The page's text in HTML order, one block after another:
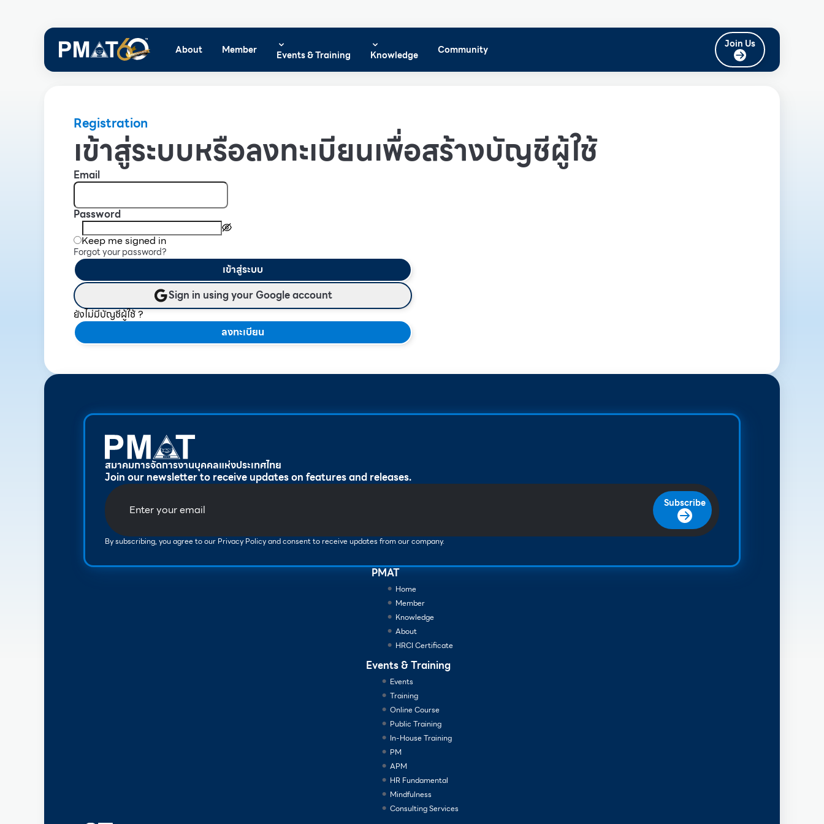
About Member Events & Training Knowledge Community Join Us
Registration
เข้าสู่ระบบหรือลงทะเบียนเพื่อสร้างบัญชีผู้ใช้
Email
Password
Keep me signed in
Forgot your password?
เข้าสู่ระบบ
Sign in using your Google account
ยังไม่มีบัญชีผู้ใช้ ?
ลงทะเบียน
สมาคมการจัดการงานบุคคลแห่งประเทศไทย
Join our newsletter to receive updates on features and releases.
Subscribe
By subscribing, you agree to our Privacy Policy and consent to receive updates from our company.
PMAT
Home
Member
Knowledge
About
HRCI Certificate
Events & Training
Events
Training
Online Course
Public Training
In-House Training
PM
APM
HR Fundamental
Mindfulness
Consulting Services